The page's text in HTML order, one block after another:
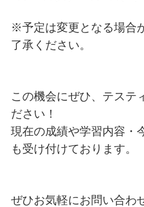
※予定は変更となる場合
了承ください。
この機会にぜひ、テステ
ださい！
現在の成績や学習内容・
も受け付けております。
ぜひお気軽にお問い合わ